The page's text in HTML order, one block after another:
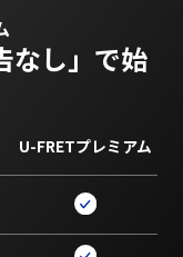
なし」で始
U-FRETプレミアム